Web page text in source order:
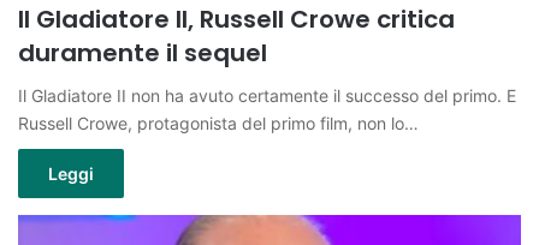
Il Gladiatore II, Russell Crowe critica
duramente il sequel
Il Gladiatore II non ha avuto certamente il successo del primo. E
Russell Crowe, protagonista del primo film, non lo…
Leggi